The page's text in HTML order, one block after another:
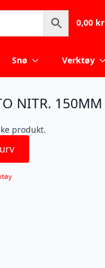
0,00 kr
Snø Verktøy
NITR. 150MM
produkt.